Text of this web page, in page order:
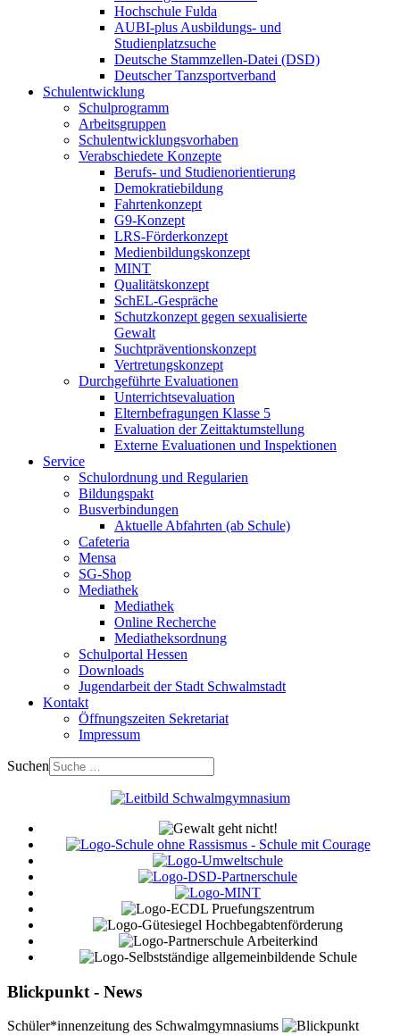
Hochschule Fulda
AUBI-plus Ausbildungs- und
Studienplatzsuche
Deutsche Stammzellen-Datei (DSD)
Deutscher Tanzsportverband
Schulentwicklung
Schulprogramm
Arbeitsgruppen
Schulentwicklungsvorhaben
Verabschiedete Konzepte
Berufs- und Studienorientierung
Demokratiebildung
Fahrtenkonzept
G9-Konzept
LRS-Förderkonzept
Medienbildungskonzept
MINT
Qualitätskonzept
SchEL-Gespräche
Schutzkonzept gegen sexualisierte
Gewalt
Suchtpräventionskonzept
Vertretungskonzept
Durchgeführte Evaluationen
Unterrichtsevaluation
Elternbefragungen Klasse 5
Evaluation der Zeittaktumstellung
Externe Evaluationen und Inspektionen
Service
Schulordnung und Regularien
Bildungspakt
Busverbindungen
Aktuelle Abfahrten (ab Schule)
Cafeteria
Mensa
SG-Shop
Mediathek
Mediathek
Online Recherche
Mediatheksordnung
Schulportal Hessen
Downloads
Jugendarbeit der Stadt Schwalmstadt
Kontakt
Öffnungszeiten Sekretariat
Impressum
Suchen
Blickpunkt - News
Schüler*innenzeitung des Schwalmgymnasiums